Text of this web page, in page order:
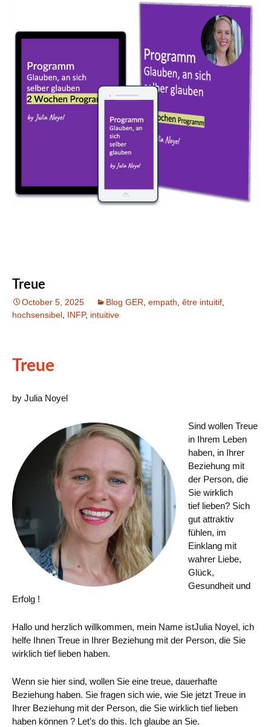
Treue
October 5, 2025 Blog GER empath être intuitif
hochsensibel INFP, intuitive
Treue
by Julia Noyel
Sind wollen Treue
in Ihrem Leben
haben, in Ihrer
Beziehung mit
der Person, die
Sie wirklich
tief lieben? Sich
gut attraktiv
fühlen, im
Einklang mit
wahrer Liebe,
Glück,
Gesundheit und
Erfolg !
Hallo und herzlich willkommen, mein Name istJulia Noyel, ich
helfe Ihnen Treue in Ihrer Beziehung mit der Person, die Sie
wirklich tief lieben haben.
Wenn sie hier sind, wollen Sie eine treue, dauerhafte
Beziehung haben. Sie fragen sich wie, wie Sie jetzt Treue in
Ihrer Beziehung mit der Person, die Sie wirklich tief lieben
haben können ? Let’s do this. Ich glaube an Sie.